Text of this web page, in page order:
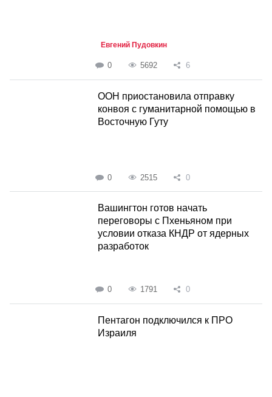
Евгений Пудовкин
0 5692 6
ООН приостановила отправку
конвоя с гуманитарной помощью в
Восточную Гуту
0 2515 0
Вашингтон готов начать
переговоры с Пхеньяном при
условии отказа КНДР от ядерных
разработок
0 1791 0
Пентагон подключился к ПРО
Израиля